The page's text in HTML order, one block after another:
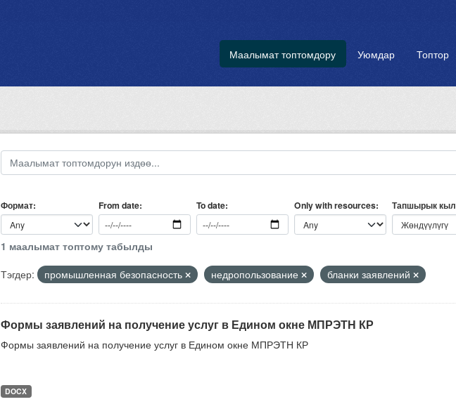
Маалымат топтомдору Уюмдар Топтор
Формат From date To date Only with resources Тапшырык кыл
1 маалымат топтому табылды
Тэгдер:
промышленная безопасность недропользование бланки заявлений
Формы заявлений на получение услуг в Едином окне МПРЭТН КР
Формы заявлений на получение услуг в Едином окне МПРЭТН КР
DOCX